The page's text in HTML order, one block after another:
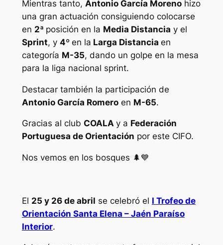
Mientras tanto, Antonio García Morenohizo
una gran actuación consiguiendo colocarse
en 2ª posición en la Media Distancia y el
Sprint, y 4º en la Larga Distancia en
categoría M-35, dando un golpe en la mesa
para la liga nacional sprint.
Destacar también la participación de
Antonio García Romeroen M-65.
Gracias al club COALA y a Federación
Portuguesa de Orientación por este CIFO.
Nos vemos en los bosques 🌲💙
El 25 y 26 de abril se celebró el I Trofeo de
Orientación Santa Elena – Jaén Paraíso
Interior.